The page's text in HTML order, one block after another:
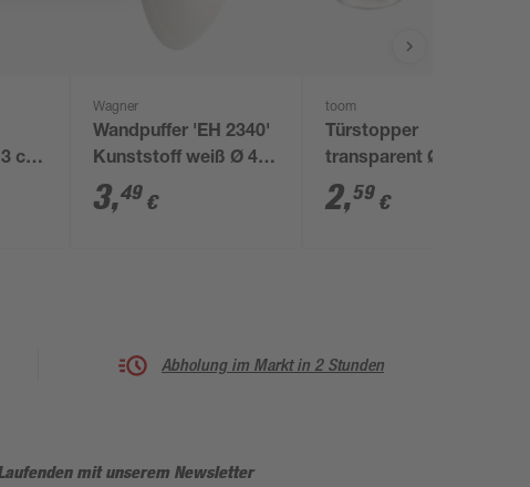
cm
Wagner
Wandpuffer 'EH 2340'
Kunststoff weiß Ø 40
mm 2 Stück
3,49 €
toom
Türstopper
transparent Ø 2,6 cm
2 Stück
2,59 €
Abholung im Markt in 2 Stunden
mit unserem Newsletter